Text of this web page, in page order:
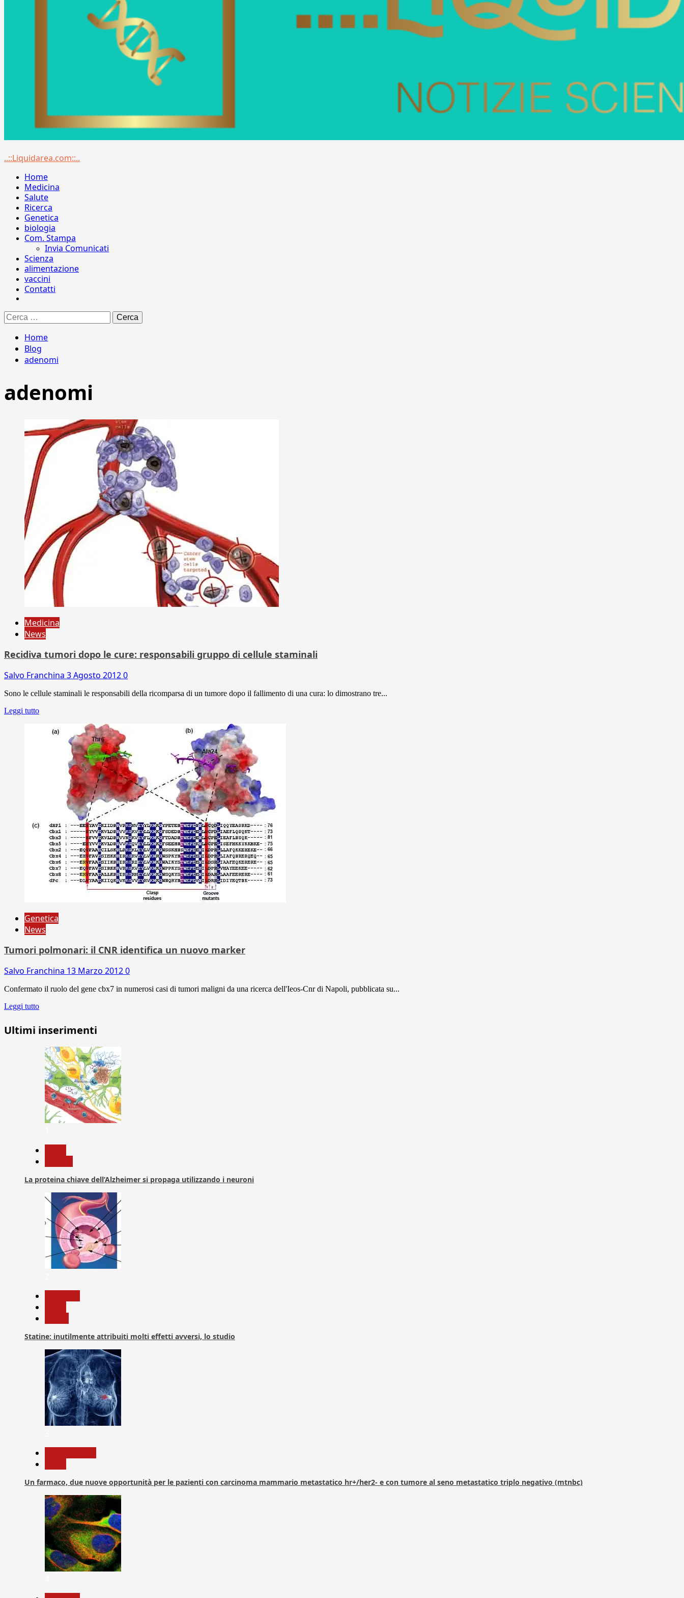
Menu
..::Liquidarea.com::..
Home
Medicina
Salute
Ricerca
Genetica
biologia
Com. Stampa
Invia Comunicati
Scienza
alimentazione
vaccini
Contatti
Ricerca
per:
Home
Blog
adenomi
adenomi
Medicina
News
Recidiva tumori dopo le cure: responsabili gruppo di cellule staminali
Salvo Franchina 3 Agosto 20120
Sono le cellule staminali le responsabili della ricomparsa di un tumore dopo il fallimento di una cura: lo dimostrano tre...
Leggi tutto
Genetica
News
Tumori polmonari: il CNR identifica un nuovo marker
Salvo Franchina 13 Marzo 20120
Confermato il ruolo del gene cbx7 in numerosi casi di tumori maligni da una ricerca dell'Ieos-Cnr di Napoli, pubblicata su...
Leggi tutto
Ultimi inserimenti
La proteina chiave dell’Alzheimer si propaga utilizzando i neuroni
Statine: inutilmente attribuiti molti effetti avversi, lo studio
Un farmaco, due nuove opportunità per le pazienti con carcinoma mammario metastatico hr+/her2- e con tumore al seno metastatico triplo negativo (mtnbc)